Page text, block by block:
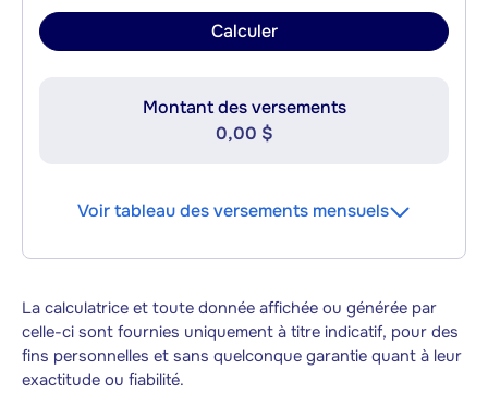
Calculer
Montant des versements
0,00 $
Voir tableau des versements mensuels
La calculatrice et toute donnée affichée ou générée par
celle-ci sont fournies uniquement à titre indicatif, pour des
fins personnelles et sans quelconque garantie quant à leur
exactitude ou fiabilité.